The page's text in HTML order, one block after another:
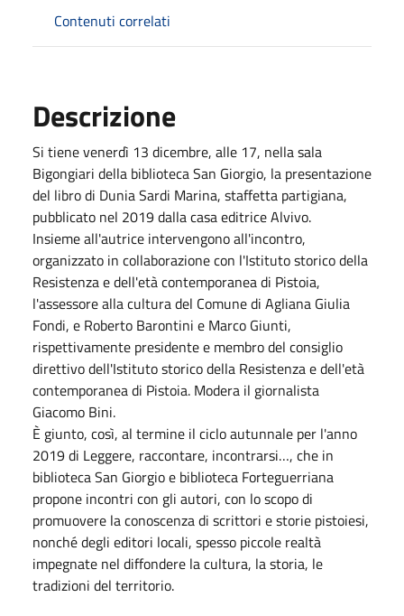
Contenuti correlati
Descrizione
Si tiene venerdì 13 dicembre, alle 17, nella sala
Bigongiari della biblioteca San Giorgio, la presentazione
del libro di Dunia Sardi Marina, staffetta partigiana,
pubblicato nel 2019 dalla casa editrice Alvivo.
Insieme all'autrice intervengono all'incontro,
organizzato in collaborazione con l'Istituto storico della
Resistenza e dell'età contemporanea di Pistoia,
l'assessore alla cultura del Comune di Agliana Giulia
Fondi, e Roberto Barontini e Marco Giunti,
rispettivamente presidente e membro del consiglio
direttivo dell'Istituto storico della Resistenza e dell'età
contemporanea di Pistoia. Modera il giornalista
Giacomo Bini.
È giunto, così, al termine il ciclo autunnale per l'anno
2019 di Leggere, raccontare, incontrarsi…, che in
biblioteca San Giorgio e biblioteca Forteguerriana
propone incontri con gli autori, con lo scopo di
promuovere la conoscenza di scrittori e storie pistoiesi,
nonché degli editori locali, spesso piccole realtà
impegnate nel diffondere la cultura, la storia, le
tradizioni del territorio.